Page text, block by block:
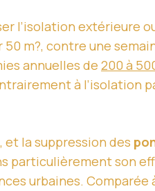
l’isolation extérieure
50 m?, contre une
annuelles de 200 à
à l’isolation
, et la suppression des
particulièrement son
urbaines.